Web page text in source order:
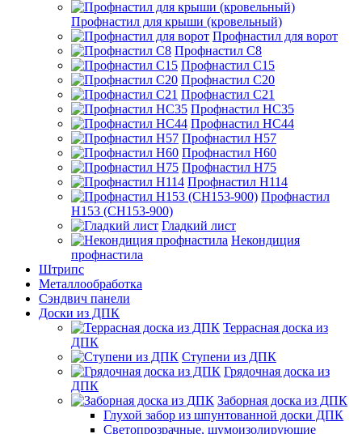
Профнастил для крыши (кровельный)
Профнастил для ворот
Профнастил С8
Профнастил С15
Профнастил С20
Профнастил С21
Профнастил НС35
Профнастил НС44
Профнастил Н57
Профнастил Н60
Профнастил Н75
Профнастил Н114
Профнастил
Н153 (СН153-900)
Гладкий лист
Некондиция
профнастила
Штрипс
Металлообработка
Сэндвич панели
Доски из ДПК
Террасная доска из
ДПК
Ступени из ДПК
Грядочная доска из
ДПК
Заборная доска из ДПК
Глухой забор из шпунтованной доски ДПК
Светопрозрачные, шумоизолирующие